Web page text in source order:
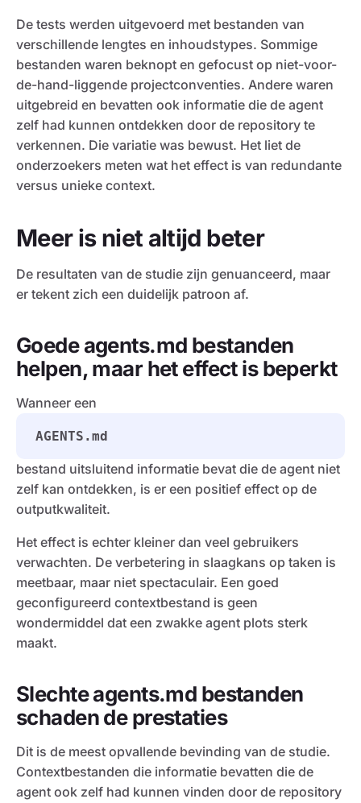
De tests werden uitgevoerd met bestanden van
verschillende lengtes en inhoudstypes. Sommige
bestanden waren beknopt en gefocust op niet-voor-
de-hand-liggende projectconventies. Andere waren
uitgebreid en bevatten ook informatie die de agent
zelf had kunnen ontdekken door de repository te
verkennen. Die variatie was bewust. Het liet de
onderzoekers meten wat het effect is van redundante
versus unieke context.
Meer is niet altijd beter
De resultaten van de studie zijn genuanceerd, maar
er tekent zich een duidelijk patroon af.
Goede agents.md bestanden
helpen, maar het effect is beperkt
Wanneer een
AGENTS.md
bestand uitsluitend informatie bevat die de agent niet
zelf kan ontdekken, is er een positief effect op de
outputkwaliteit.
Het effect is echter kleiner dan veel gebruikers
verwachten. De verbetering in slaagkans op taken is
meetbaar, maar niet spectaculair. Een goed
geconfigureerd contextbestand is geen
wondermiddel dat een zwakke agent plots sterk
maakt.
Slechte agents.md bestanden
schaden de prestaties
Dit is de meest opvallende bevinding van de studie.
Contextbestanden die informatie bevatten die de
agent ook zelf had kunnen vinden door de repository